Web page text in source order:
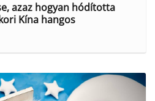
azaz hogyan hódította
Kína hangos